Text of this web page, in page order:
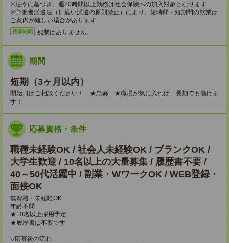
※法令に基づき、週20時間以上勤務は社会保険への加入対象となります
※労働者派遣法（日雇い派遣の原則禁止）により、短時間・短期間の就業は
ご案内が難しい場合があります
残業時間 残業はありません。
期間
短期（3ヶ月以内）
開始日はご相談ください！ ★急募 ★職場が気に入れば、長期でも働けま
す！
応募資格・条件
職種未経験OK / 社会人未経験OK / ブランクOK /
大学生歓迎 / 10名以上の大量募集 / 履歴書不要 /
40～50代活躍中 / 副業・WワークOK / WEB登録・
面接OK
無資格・未経験OK
年齢不問
★10名以上採用予定
★履歴書は不要です
▽応募後の流れ